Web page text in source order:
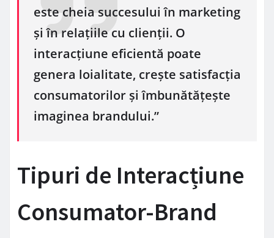
este cheia succesului în marketing
și în relațiile cu clienții. O
interacțiune eficientă poate
genera loialitate, crește satisfacția
consumatorilor și îmbunătățește
imaginea brandului.”
Tipuri de Interacțiune
Consumator-Brand